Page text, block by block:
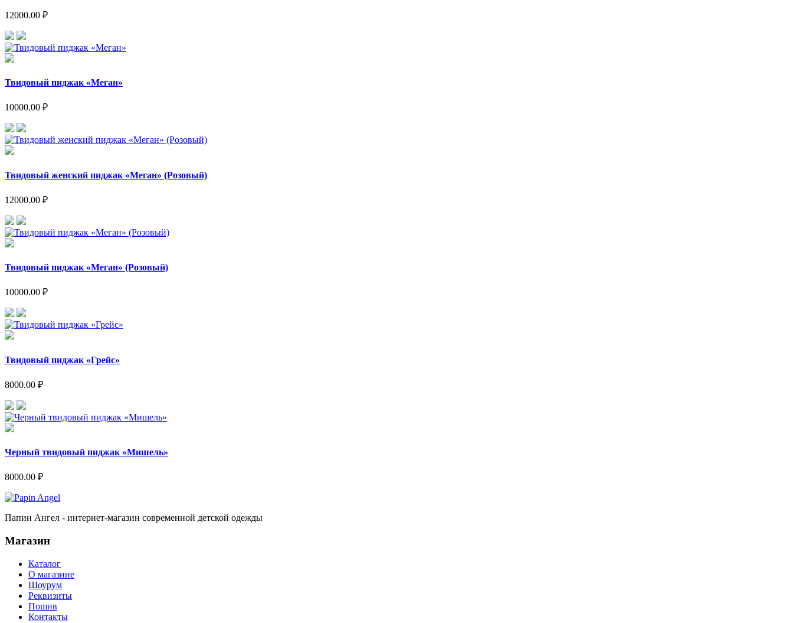
12000.00 ₽
Твидовый пиджак «Меган»
10000.00 ₽
Твидовый женский пиджак «Меган» (Розовый)
12000.00 ₽
Твидовый пиджак «Меган» (Розовый)
10000.00 ₽
Твидовый пиджак «Грейс»
8000.00 ₽
Черный твидовый пиджак «Мишель»
8000.00 ₽
Папин Ангел - интернет-магазин современной детской одежды
Магазин
Каталог
О магазине
Шоурум
Реквизиты
Пошив
Контакты